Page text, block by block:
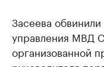
Засеева обвинили
управления МВД
организованной